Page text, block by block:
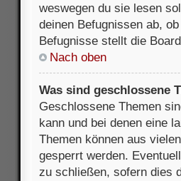
weswegen du sie lesen
deinen Befugnissen ab,
Befugnisse stellt die
Nach oben
Was sind geschlossene
Geschlossene Themen
kann und bei denen eine
Themen können aus
gesperrt werden.
zu schließen, sofern dies